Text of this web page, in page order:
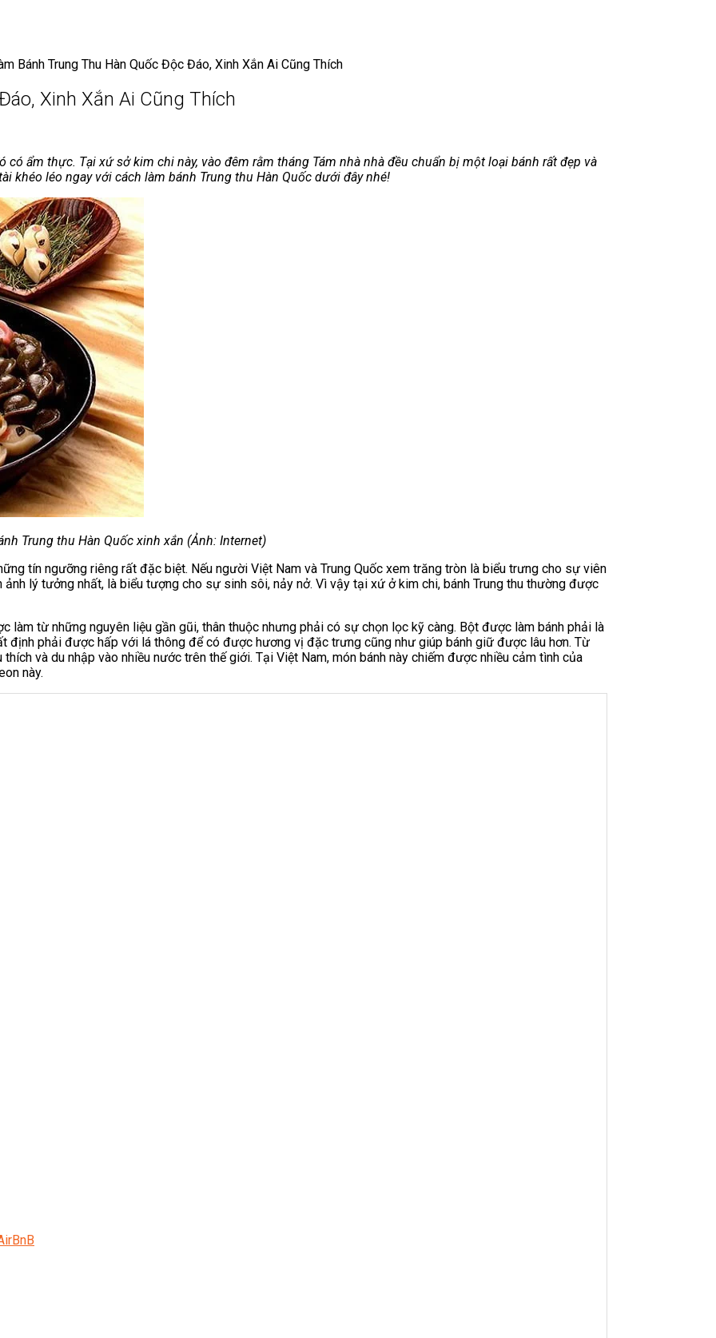
Bánh Trung Thu Hàn Quốc Độc Đáo, Xinh Xắn Ai Cũng Thích
Xinh Xắn Ai Cũng Thích
ẩm thực. Tại xứ sở kim chi này, vào đêm rằm tháng Tám nhà nhà đều chuẩn bị một loại bánh rất đẹp và
khéo léo ngay với cách làm bánh Trung thu Hàn Quốc dưới đây nhé!
Trung thu Hàn Quốcxinh xắn (Ảnh: Internet)
tín ngưỡng riêng rất đặc biệt. Nếu người Việt Nam và Trung Quốc xem trăng tròn là biểu trưng cho sự viên
lý tưởng nhất, là biểu tượng cho sự sinh sôi, nảy nở. Vì vậy tại xứ ở kim chi, bánh Trung thu thường được
làm từ những nguyên liệu gần gũi, thân thuộc nhưng phải có sự chọn lọc kỹ càng. Bột được làm bánh phải là
định phải được hấp với lá thông để có được hương vị đặc trưng cũng như giúp bánh giữ được lâu hơn. Từ
và du nhập vào nhiều nước trên thế giới. Tại Việt Nam, món bánh này chiếm được nhiều cảm tình của
này.